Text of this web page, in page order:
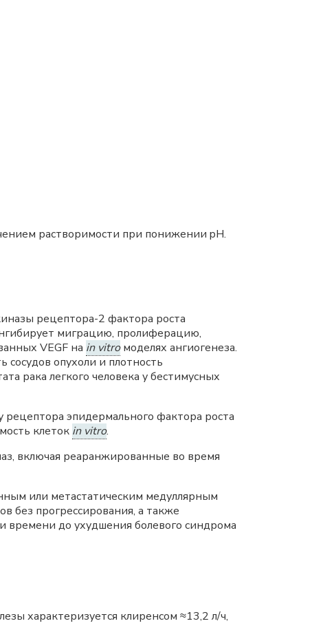
растворимости при понижении pH.
рецептора-2 фактора роста
миграцию, пролиферацию,
VEGF на in vitroмоделях ангиогенеза.
опухоли и плотность
рака легкого человека у бестимусных
эпидермального фактора роста
клеток in vitro.
включая реаранжированные во время
или метастатическим медуллярным
без прогрессирования, а также
времени до ухудшения болевого синдрома
характеризуется клиренсом ≈13,2 л/ч,